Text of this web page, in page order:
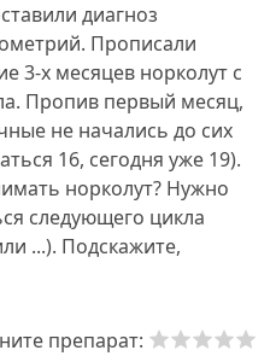
диагноз
Прописали
3-х месяцев норколут с
Пропив первый месяц,
не начались до сих
16, сегодня уже 19).
норколут? Нужно
следующего цикла
...). Подскажите,
препарат: